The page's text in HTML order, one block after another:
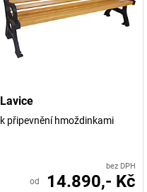
Lavice
k připevnění hmoždinkami
bez DPH
od 14.890,- Kč